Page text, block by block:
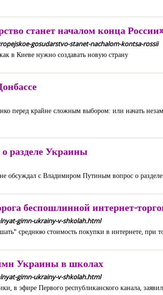
станет началом конца
gosudarstvo-stanet-nachalom-kontsa-rossii
в Киеве нужно создавать новую страну
перед крайне сложным выбором: или начать
разделе Украины
обсуждал с Владимиром Путиным вопрос о
беспошлинной интернет-
gimn-ukrainy-v-shkolah.html
среднюю стоимость покупки в интернете, при
Украины в школах
gimn-ukrainy-v-shkolah.html
в эфире Первого республиканского канала,